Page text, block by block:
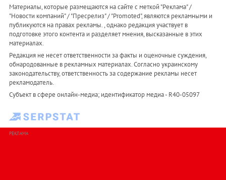
Материалы, которые размещаются на сайте с меткой "Реклама" /
"Новости компаний" / "Пресрелиз" / "Promoted", являются рекламными и
публикуются на правах рекламы. , однако редакция участвует в
подготовке этого контента и разделяет мнения, высказанные в этих
материалах.
Редакция не несет ответственности за факты и оценочные суждения,
обнародованные в рекламных материалах. Согласно украинскому
законодательству, ответственность за содержание рекламы несет
рекламодатель.
Субъект в сфере онлайн-медиа; идентификатор медиа - R40-05097
РЕКЛАМА